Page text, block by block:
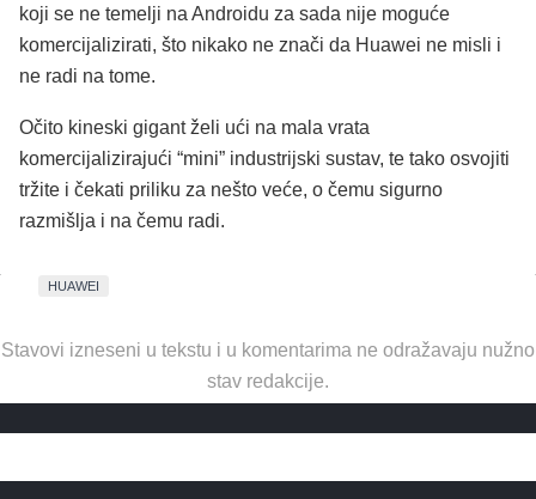
koji se ne temelji na Androidu za sada nije moguće
komercijalizirati, što nikako ne znači da Huawei ne misli i
ne radi na tome.
Očito kineski gigant želi ući na mala vrata
komercijalizirajući “mini” industrijski sustav, te tako osvojiti
tržite i čekati priliku za nešto veće, o čemu sigurno
razmišlja i na čemu radi.
HUAWEI
Stavovi izneseni u tekstu i u komentarima ne odražavaju nužno
stav redakcije.